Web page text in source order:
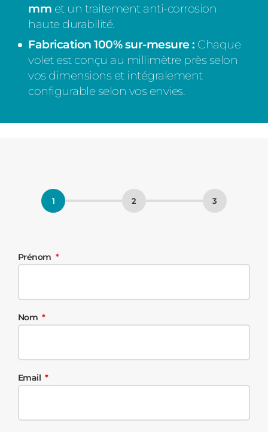
mm et un traitement anti-corrosion
haute durabilité.
Fabrication 100% sur-mesure : Chaque
volet est conçu au millimètre près selon
vos dimensions et intégralement
configurable selon vos envies.
Prénom
Nom
Email